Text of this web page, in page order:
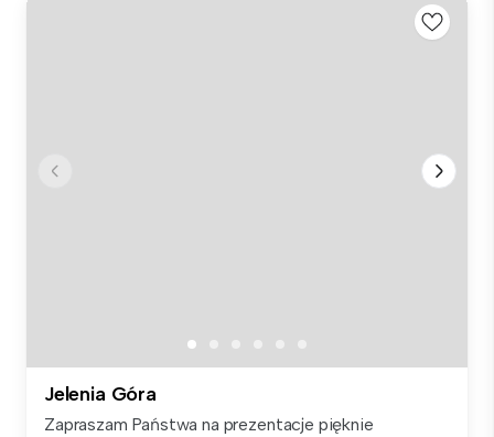
Jelenia Góra
Zapraszam Państwa na prezentacje pięknie